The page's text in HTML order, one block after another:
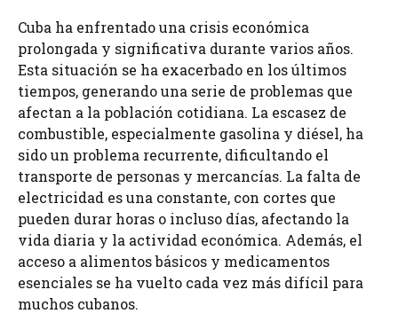
Cuba ha enfrentado una crisis económica
prolongada y significativa durante varios años.
Esta situación se ha exacerbado en los últimos
tiempos, generando una serie de problemas que
afectan a la población cotidiana. La escasez de
combustible, especialmente gasolina y diésel, ha
sido un problema recurrente, dificultando el
transporte de personas y mercancías. La falta de
electricidad es una constante, con cortes que
pueden durar horas o incluso días, afectando la
vida diaria y la actividad económica. Además, el
acceso a alimentos básicos y medicamentos
esenciales se ha vuelto cada vez más difícil para
muchos cubanos.